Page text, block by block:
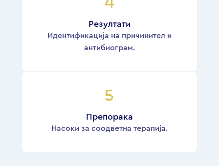
Резултати
Идентификација на причинител и
антибиограм.
Препорака
Насоки за соодветна терапија.